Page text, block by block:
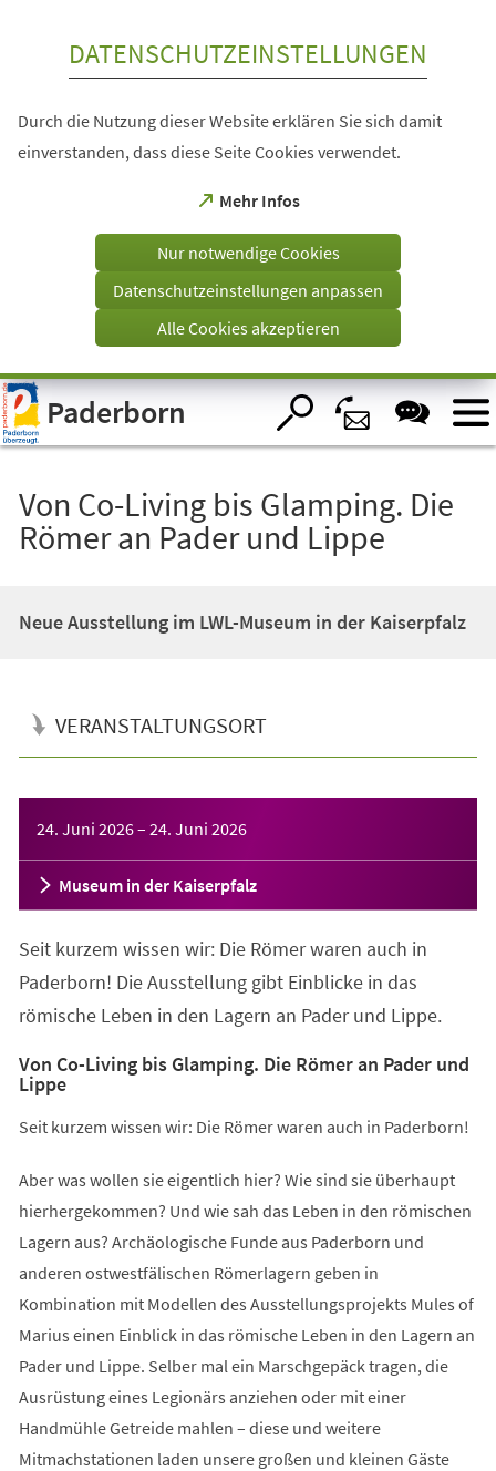
Visuelle
Assistenzsoftware
öffnen.
DATENSCHUTZEINSTELLUNGEN
Durch die Nutzung dieser Website erklären Sie sich damit
einverstanden, dass diese Seite Cookies verwendet.
Mehr Infos
(Öffnet
einem
Tab)
Nur notwendige Cookies
Datenschutzeinstellungen anpassen
Alle Cookies akzeptieren
Paderborn
Von Co-Living bis Glamping. Die
Römer an Pader und Lippe
Neue Ausstellung im LWL-Museum in der Kaiserpfalz
VERANSTALTUNGSORT
24. Juni 2026– 24. Juni 2026
Museum in der Kaiserpfalz
Seit kurzem wissen wir: Die Römer waren auch in
Paderborn! Die Ausstellung gibt Einblicke in das
römische Leben in den Lagern an Pader und Lippe.
Von Co-Living bis Glamping. Die Römer an Pader und
Lippe
Seit kurzem wissen wir: Die Römer waren auch in Paderborn!
Aber was wollen sie eigentlich hier? Wie sind sie überhaupt
hierhergekommen? Und wie sah das Leben in den römischen
Lagern aus? Archäologische Funde aus Paderborn und
anderen ostwestfälischen Römerlagern geben in
Kombination mit Modellen des Ausstellungsprojekts Mules of
Marius einen Einblick in das römische Leben in den Lagern an
Pader und Lippe. Selber mal ein Marschgepäck tragen, die
Ausrüstung eines Legionärs anziehen oder mit einer
Handmühle Getreide mahlen – diese und weitere
Mitmachstationen laden unsere großen und kleinen Gäste